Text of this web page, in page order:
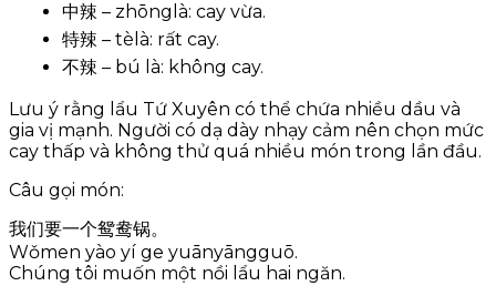
中辣 – zhōnglà: cay vừa.
特辣 – tèlà: rất cay.
不辣 – bú là: không cay.
Lưu ý rằng lẩu Tứ Xuyên có thể chứa nhiều dầu và
gia vị mạnh. Người có dạ dày nhạy cảm nên chọn mức
cay thấp và không thử quá nhiều món trong lần đầu.
Câu gọi món:
我们要一个鸳鸯锅。
Wǒmen yào yí ge yuānyāngguō.
Chúng tôi muốn một nồi lẩu hai ngăn.